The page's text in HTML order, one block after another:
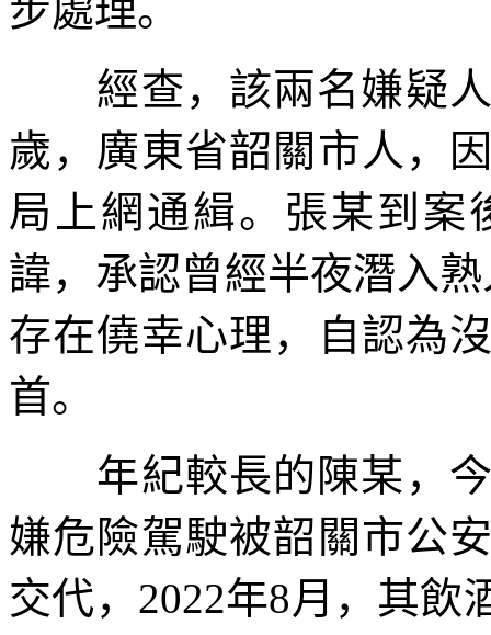
步處理。
經查，該兩名嫌疑人
歲，廣東省韶關市人，
局上網通緝。張某到案
諱，承認曾經半夜潛入
存在僥幸心理，自認為
首。
年紀較長的陳某，今
嫌危險駕駛被韶關市公
交代，2022年8月，其飲